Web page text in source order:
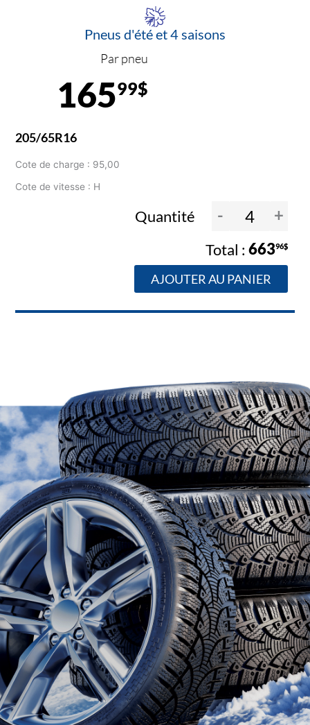
Pneus d'été et 4 saisons
Par pneu
16599$
205/65R16
Cote de charge : 95,00
Cote de vitesse : H
Quantité - +
66396$
AJOUTER AU PANIER